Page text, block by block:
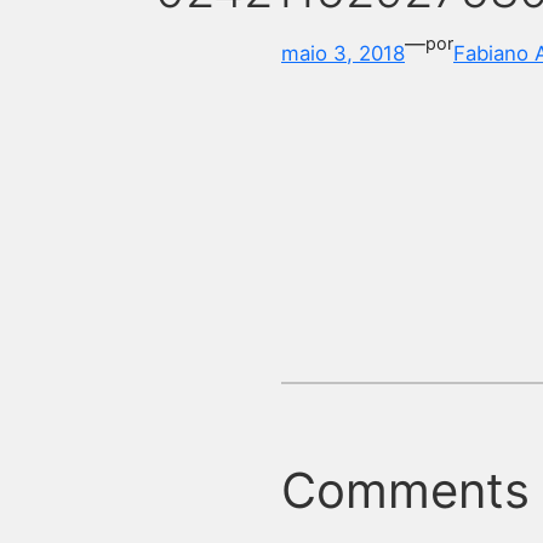
maio 3, 2018—porFabiano
Comments